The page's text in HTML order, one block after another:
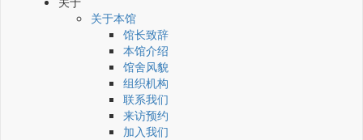
关于本馆
馆长致辞
本馆介绍
馆舍风貌
组织机构
联系我们
来访预约
加入我们